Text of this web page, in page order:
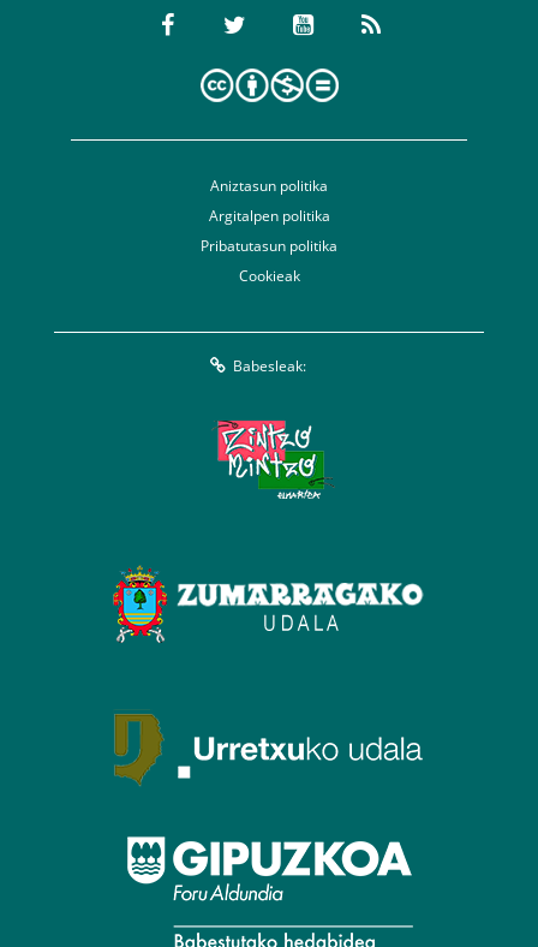
Aniztasun politika
Argitalpen politika
Pribatutasun politika
Cookieak
Babesleak: